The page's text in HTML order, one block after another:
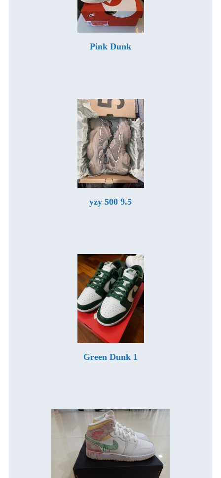
Pink Dunk
yzy 500 9.5
Green Dunk 1